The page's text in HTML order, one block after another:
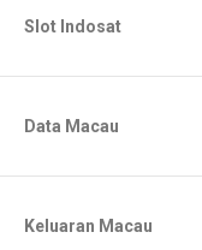
Slot Indosat
Data Macau
Keluaran Macau